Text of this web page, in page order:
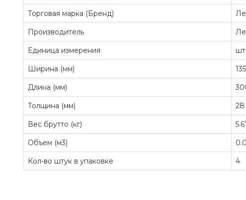
Торговая марка (Бренд)
Производитель
Единица измерения шт
Ширина (мм) 135
Длина (мм)
Толщина (мм) 28
Вес брутто (кг)
Объем (м3)
Кол-во штук в упаковке 4